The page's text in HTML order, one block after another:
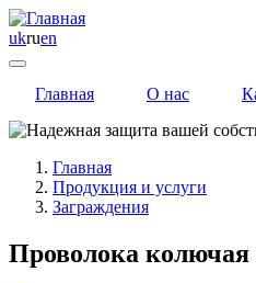
ukruen
Главная О нас
Главная
Продукция и услуги
Заграждения
Проволока колючая